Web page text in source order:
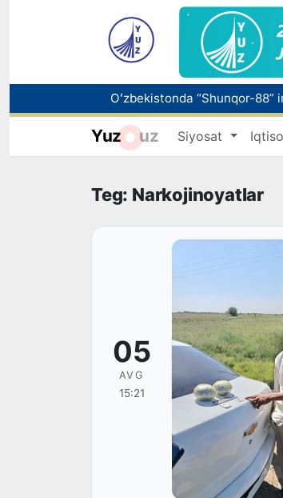
Oʻzbekistonda “Shunqor-
Ertaga abituriyentlar uchun
Mahalla bankiri: raqamlar
Yuz uz Siyosat
Teg: Narkojinoyatlar
05
AVG
15:21